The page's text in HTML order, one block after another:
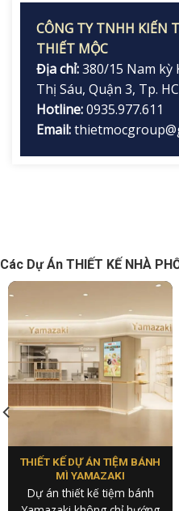
CÔNG TY TNHH KIẾN
THIẾT MỘC
Địa chỉ:380/15 Nam kỳ
Thị Sáu, Quận 3, Tp.
Hotline:0935.977.611
Email:
Các Dự Án THIẾT KẾ NHÀ
THIẾT KẾ DỰ ÁN TIỆM BÁNH
MÌ YAMAZAKI
Dự án thiết kế tiệm bánh